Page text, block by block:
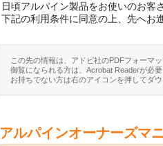
日頃アルパイン製品をお使いのお客
下記の利用条件に同意の上、先へお
この先の情報は、アドビ社のPDFフォーマ
御覧になられる方は、Acrobat Readerが必要
お持ちでない方は右のアイコンを押してダウ
アルパインオーナーズマ